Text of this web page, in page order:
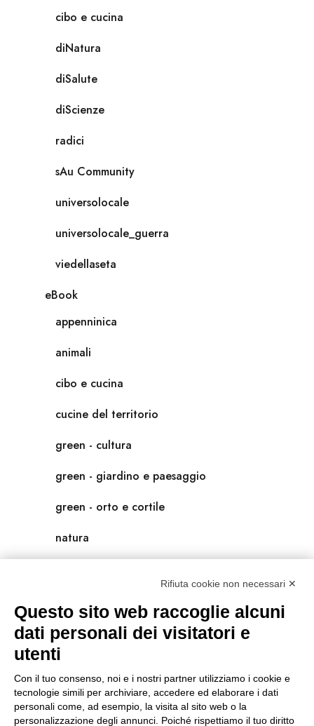
cibo e cucina
diNatura
diSalute
diScienze
radici
sAu Community
universolocale
universolocale_guerra
viedellaseta
eBook
appenninica
animali
cibo e cucina
cucine del territorio
green - cultura
green - giardino e paesaggio
green - orto e cortile
natura
scienza
universolocale
viedellaseta
Rifiuta cookie non necessari ✕
Questo sito web raccoglie alcuni
dati personali dei visitatori e
utenti
Con il tuo consenso, noi e i nostri partner utilizziamo i cookie e
tecnologie simili per archiviare, accedere ed elaborare i dati
personali come, ad esempio, la visita al sito web o la
personalizzazione degli annunci. Poiché rispettiamo il tuo diritto